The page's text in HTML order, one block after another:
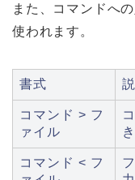
また、コマンドへ
使われます。
書式
コマンド > フ
ァイル
コマンド < フ